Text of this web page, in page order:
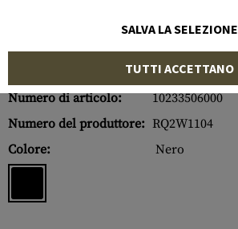
Numero di articolo:
10233506000
Numero del produttore: RQ2W1104
Colore:
Nero
SALVA LA SELEZIONE
TUTTI ACCETTANO